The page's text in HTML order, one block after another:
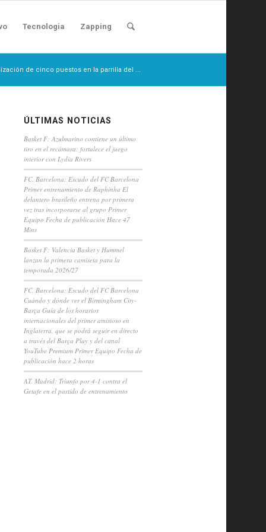
Tecnologia Zapping
de cinco puestos en la parrilla del ...
ÚLTIMAS NOTICIAS
Basket F: Azulmarino contiene un último
tiro en el recámara: fortalece el juego
interior con Lydia Rivers
FC. Barcelona: Escudo del FC Barcelona
Primer entrenamiento de Raphinha El
delantero brasileño entrena por primera
vez tras incorporarse al grupo Primer
Equipo Fecha de publicación Hace 47
Mins
Basket F: Valencia Basket y Hummel
lanzan la primera camiseta para la
temporada 2026/27
FC. Barcelona: Escudo del FC Barcelona
Cuándo y dónde ver el Birmingham City-
Barça Guía de los horarios
internacionales del primer amistoso en
Inglaterra, que se podrá seguir en directo
a través del Barça Play y del canal
YouTube Premium Primer Equipo Fecha de
publicación hace 2 horas
AT. Madrid: Triunfo por 4-1 contra el
Getafe en el partido de entrenamiento